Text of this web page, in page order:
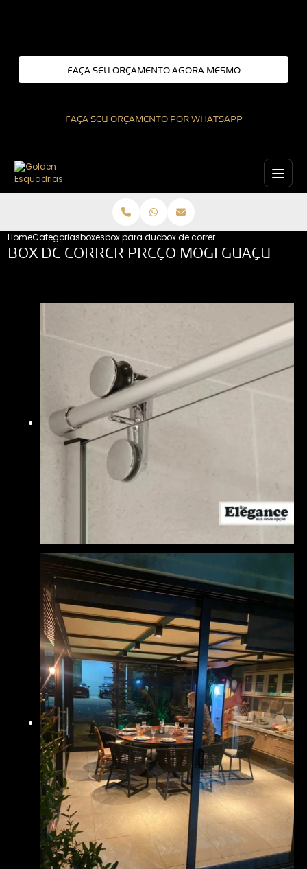
FAÇA SEU ORÇAMENTO AGORA MESMO
FAÇA SEU ORÇAMENTO POR WHATSAPP
HomeCategoriasboxesbox para duchabox de correr preco mogi guacu
BOX DE CORRER PREÇO MOGI GUAÇU